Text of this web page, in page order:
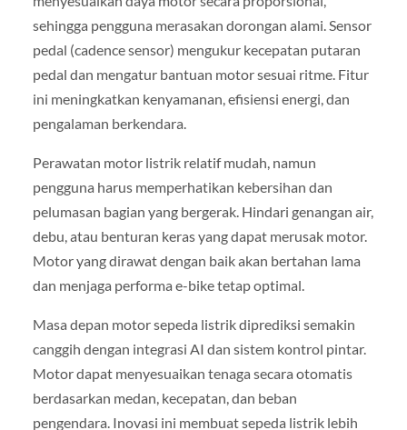
sehingga pengguna merasakan dorongan alami. Sensor
pedal (cadence sensor) mengukur kecepatan putaran
pedal dan mengatur bantuan motor sesuai ritme. Fitur
ini meningkatkan kenyamanan, efisiensi energi, dan
pengalaman berkendara.
Perawatan motor listrik relatif mudah, namun
pengguna harus memperhatikan kebersihan dan
pelumasan bagian yang bergerak. Hindari genangan air,
debu, atau benturan keras yang dapat merusak motor.
Motor yang dirawat dengan baik akan bertahan lama
dan menjaga performa e-bike tetap optimal.
Masa depan motor sepeda listrik diprediksi semakin
canggih dengan integrasi AI dan sistem kontrol pintar.
Motor dapat menyesuaikan tenaga secara otomatis
berdasarkan medan, kecepatan, dan beban
pengendara. Inovasi ini membuat sepeda listrik lebih